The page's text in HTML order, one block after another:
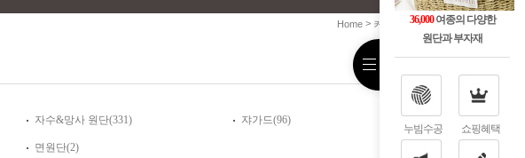
36,000여종의 다양한
원단과 부자재
누빔수공 쇼핑혜택
Home > 커튼원단>타프타/실크
자수&망사 원단(331) 쟈가드(96)
면원단(2)